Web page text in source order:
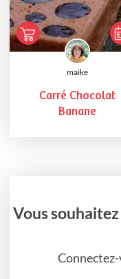
maike
Carré Chocolat
Banane
Vous